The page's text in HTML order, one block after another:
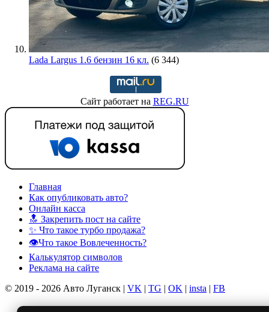
Lada Largus 1.6 бензин 16 кл. (6 344)
Сайт работает на REG.RU
Главная
Как опубликовать авто?
Онлайн касса
🔝 Закрепить пост на сайте
✨ Что такое турбо продажа?
👁️Что такое Вовлеченность?
Калькулятор символов
Реклама на сайте
© 2019 - 2026 Авто Луганск | VK | TG | OK | insta | FB